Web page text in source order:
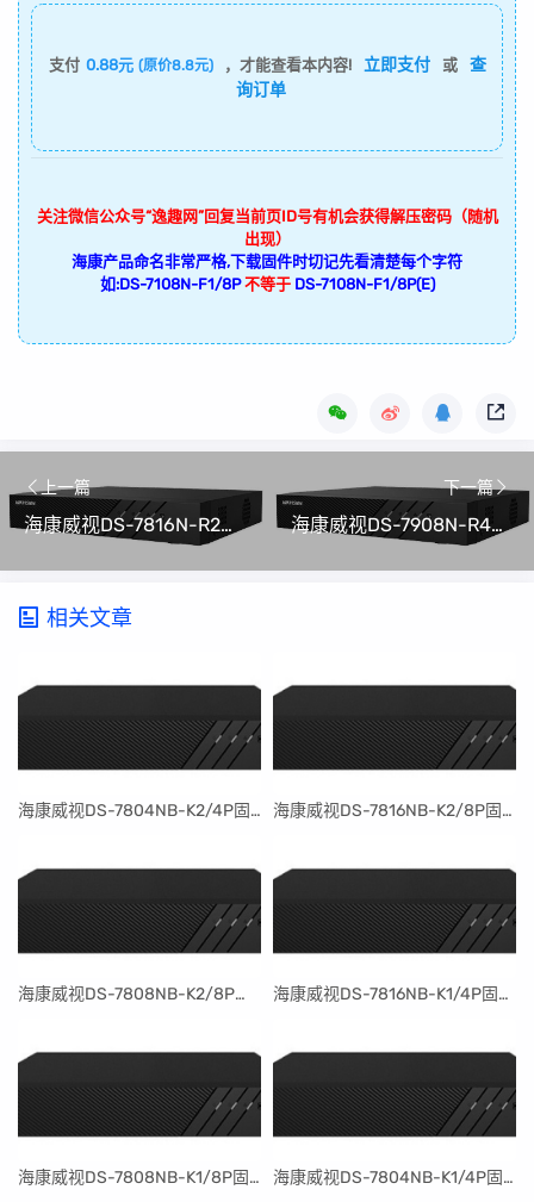
支付 0.88元 (原价8.8元) ，才能查看本内容! 立即支付 或
查
询订单
关注微信公众号“逸趣网”回复当前页ID号有机会获得解压密码（随机
出现）
海康产品命名非常严格,下载固件时切记先看清楚每个字符
如:DS-7108N-F1/8P 不等于 DS-7108N-F1/8P(E)
上一篇
海康威视DS-7816N-R2硬盘录像机升级固件V3.4.104 build 201221​
下一篇
海康威视DS-7908N-R4硬盘录像机升级固件V3.4.104 build 201221​
相关文章
​海康威视DS-7804NB-K2/4P固件升级包V4.30.097build240401 ​海康威视DS-7816NB-K2/8P固件升级包V4.30.097build240401
​海康威视DS-7808NB-K2/8P固件升级包V4.30.097build240401 ​海康威视DS-7816NB-K1/4P固件升级包V4.30.097build240401
​海康威视DS-7808NB-K1/8P固件升级包V4.30.097build240401 ​海康威视DS-7804NB-K1/4P固件升级包V4.30.097build240401